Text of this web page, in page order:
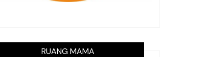
RUANG MAMA